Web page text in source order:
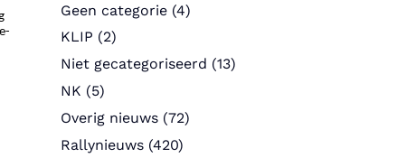
Geen categorie (4)
KLIP (2)
Niet gecategoriseerd (13)
NK (5)
Overig nieuws (72)
Rallynieuws (420)